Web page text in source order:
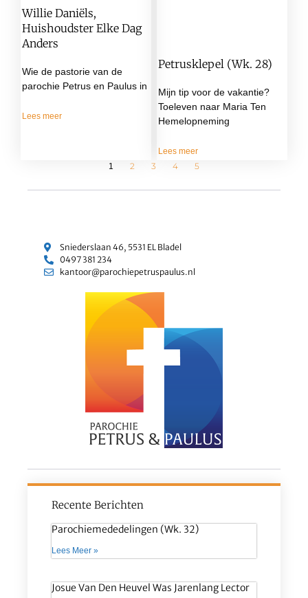
Willie Daniëls,
Huishoudster Elke Dag
Anders
Wie de pastorie van de
parochie Petrus en Paulus in
Lees meer
Petrusklepel (wk. 28)
Mijn tip voor de vakantie?
Toeleven naar Maria Ten
Hemelopneming
Lees meer
1
2 3 4 5
Sniederslaan 46, 5531 EL Bladel
0497 381 234
kantoor@parochiepetruspaulus.nl
Recente Berichten
Parochiemededelingen (wk. 32)
Lees Meer »
Josue Van Den Heuvel Was Jarenlang Lector